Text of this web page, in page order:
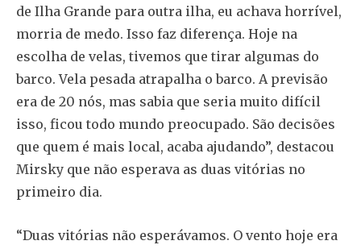
de Ilha Grande para outra ilha, eu achava horrível,
morria de medo. Isso faz diferença. Hoje na
escolha de velas, tivemos que tirar algumas do
barco. Vela pesada atrapalha o barco. A previsão
era de 20 nós, mas sabia que seria muito difícil
isso, ficou todo mundo preocupado. São decisões
que quem é mais local, acaba ajudando”, destacou
Mirsky que não esperava as duas vitórias no
primeiro dia.
“Duas vitórias não esperávamos. O vento hoje era